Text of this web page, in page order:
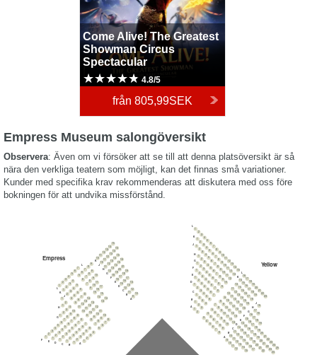
Come Alive! The Greatest
Showman Circus
Spectacular
4.8/5
från 805,99SEK
Empress Museum salongöversikt
Observera: Även om vi försöker att se till att denna platsöversikt är så
nära den verkliga teatern som möjligt, kan det finnas små variationer.
Kunder med specifika krav rekommenderas att diskutera med oss före
bokningen för att undvika missförstånd.
Yellow
Empress
A
A
2
1
7
6
5
4
3
12
11
10
9
B
B
3
2
1
9
7
6
5
15
14
13
12
11
10
C
C
3
2
1
10
9
7
6
5
17
16
15
14
13
12
11
D
D
6
5
4
3
2
1
13
12
11
10
9
8
7
22
21
20
19
18
17
16
15
14
E
7
6
5
4
3
2
1
13
12
11
10
9
24
23
22
21
20
19
18
17
16
15
14
F
F
7
6
5
4
3
2
1
14
13
12
11
10
9
25
24
23
22
21
20
19
18
17
16
15
G
G
9
7
6
5
4
3
2
1
19
18
17
16
15
14
13
12
11
10
H
H
10
9
7
6
5
4
3
2
1
16
15
14
13
12
11
18
17
J
J
12
11
10
9
7
6
5
3
2
1
18
17
16
15
14
13
19
K
K
13
12
11
10
9
8
7
6
5
3
2
1
19
18
17
16
15
14
L
L
15
14
13
12
11
10
9
8
7
6
5
3
2
1
23
22
21
20
19
18
17
16
A
A
3
2
1
8
7
6
5
10
9
B
B
12
11
6
5
3
2
1
10
9
8
7
C
C
7
6
5
3
2
1
11
10
9
8
14
13
12
D
D
8
7
6
5
3
2
1
12
11
10
9
14
13
17
16
15
E
E
9
8
7
6
5
3
2
1
13
12
11
10
15
14
19
18
17
16
F
F
10
9
7
6
5
3
2
1
14
13
12
11
17
16
15
21
20
19
18
G
G
4
3
2
1
8
7
6
5
11
10
9
16
15
14
13
12
H
H
2
1
6
5
4
3
10
9
7
15
14
13
12
11
J
J
5
4
3
2
9
7
6
15
14
13
12
11
10
1
K
K
3
2
1
9
7
6
5
15
14
13
12
11
10
L
L
7
6
5
3
2
1